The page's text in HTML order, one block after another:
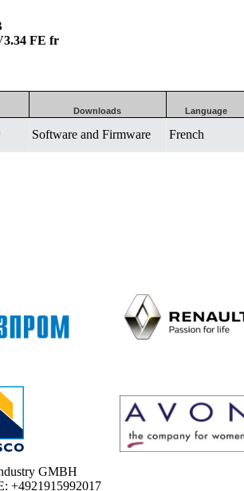
FE fr
Downloads Language
Software and Firmware French
GMBH
+4921915992017